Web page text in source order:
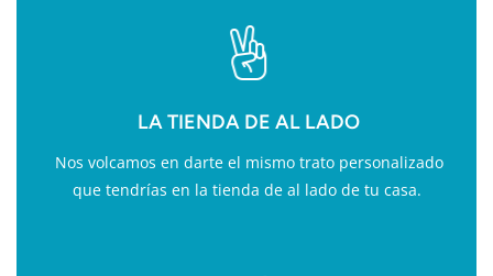
LA TIENDA DE AL LADO
Nos volcamos en darte el mismo trato personalizado
que tendrías en la tienda de al lado de tu casa.